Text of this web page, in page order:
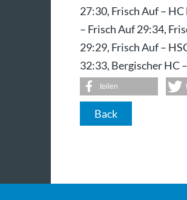
27:30, Frisch Auf –
– Frisch Auf 29:34,
29:29, Frisch Auf –
32:33, Bergischer HC
teilen
Back